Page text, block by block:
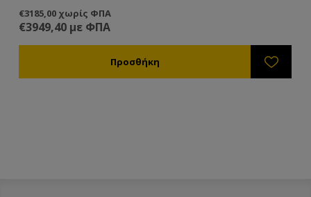
€3185,00 χωρίς ΦΠΑ
€3949,40 με ΦΠΑ